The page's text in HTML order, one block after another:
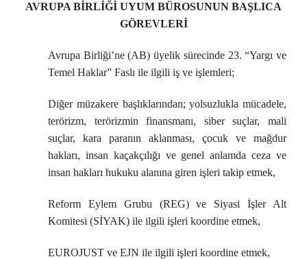
AVRUPA BİRLİĞİ UYUM BÜROSUNUN BAŞLICA
GÖREVLERİ
Avrupa Birliği’ne (AB) üyelik sürecinde 23. “Yargı ve
Temel Haklar” Faslı ile ilgili iş ve işlemleri;
Diğer müzakere başlıklarından; yolsuzlukla mücadele,
terörizm, terörizmin finansmanı, siber suçlar, mali
suçlar, kara paranın aklanması, çocuk ve mağdur
hakları, insan kaçakçılığı ve genel anlamda ceza ve
insan hakları hukuku alanına giren işleri takip etmek,
Reform Eylem Grubu (REG) ve Siyasi İşler Alt
Komitesi (SİYAK) ile ilgili işleri koordine etmek,
EUROJUST ve EJN ile ilgili işleri koordine etmek,